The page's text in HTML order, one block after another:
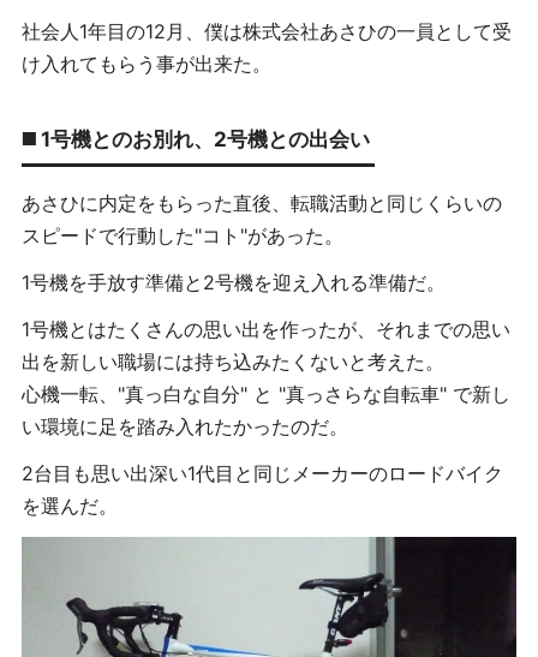
社会人1年目の12月、僕は株式会社あさひの一員として受
け入れてもらう事が出来た。
◼️ 1号機とのお別れ、2号機との出会い
あさひに内定をもらった直後、転職活動と同じくらいの
スピードで行動した"コト"があった。
1号機を手放す準備と2号機を迎え入れる準備だ。
1号機とはたくさんの思い出を作ったが、それまでの思い
出を新しい職場には持ち込みたくないと考えた。
心機一転、"真っ白な自分" と "真っさらな自転車" で新し
い環境に足を踏み入れたかったのだ。
2台目も思い出深い1代目と同じメーカーのロードバイク
を選んだ。